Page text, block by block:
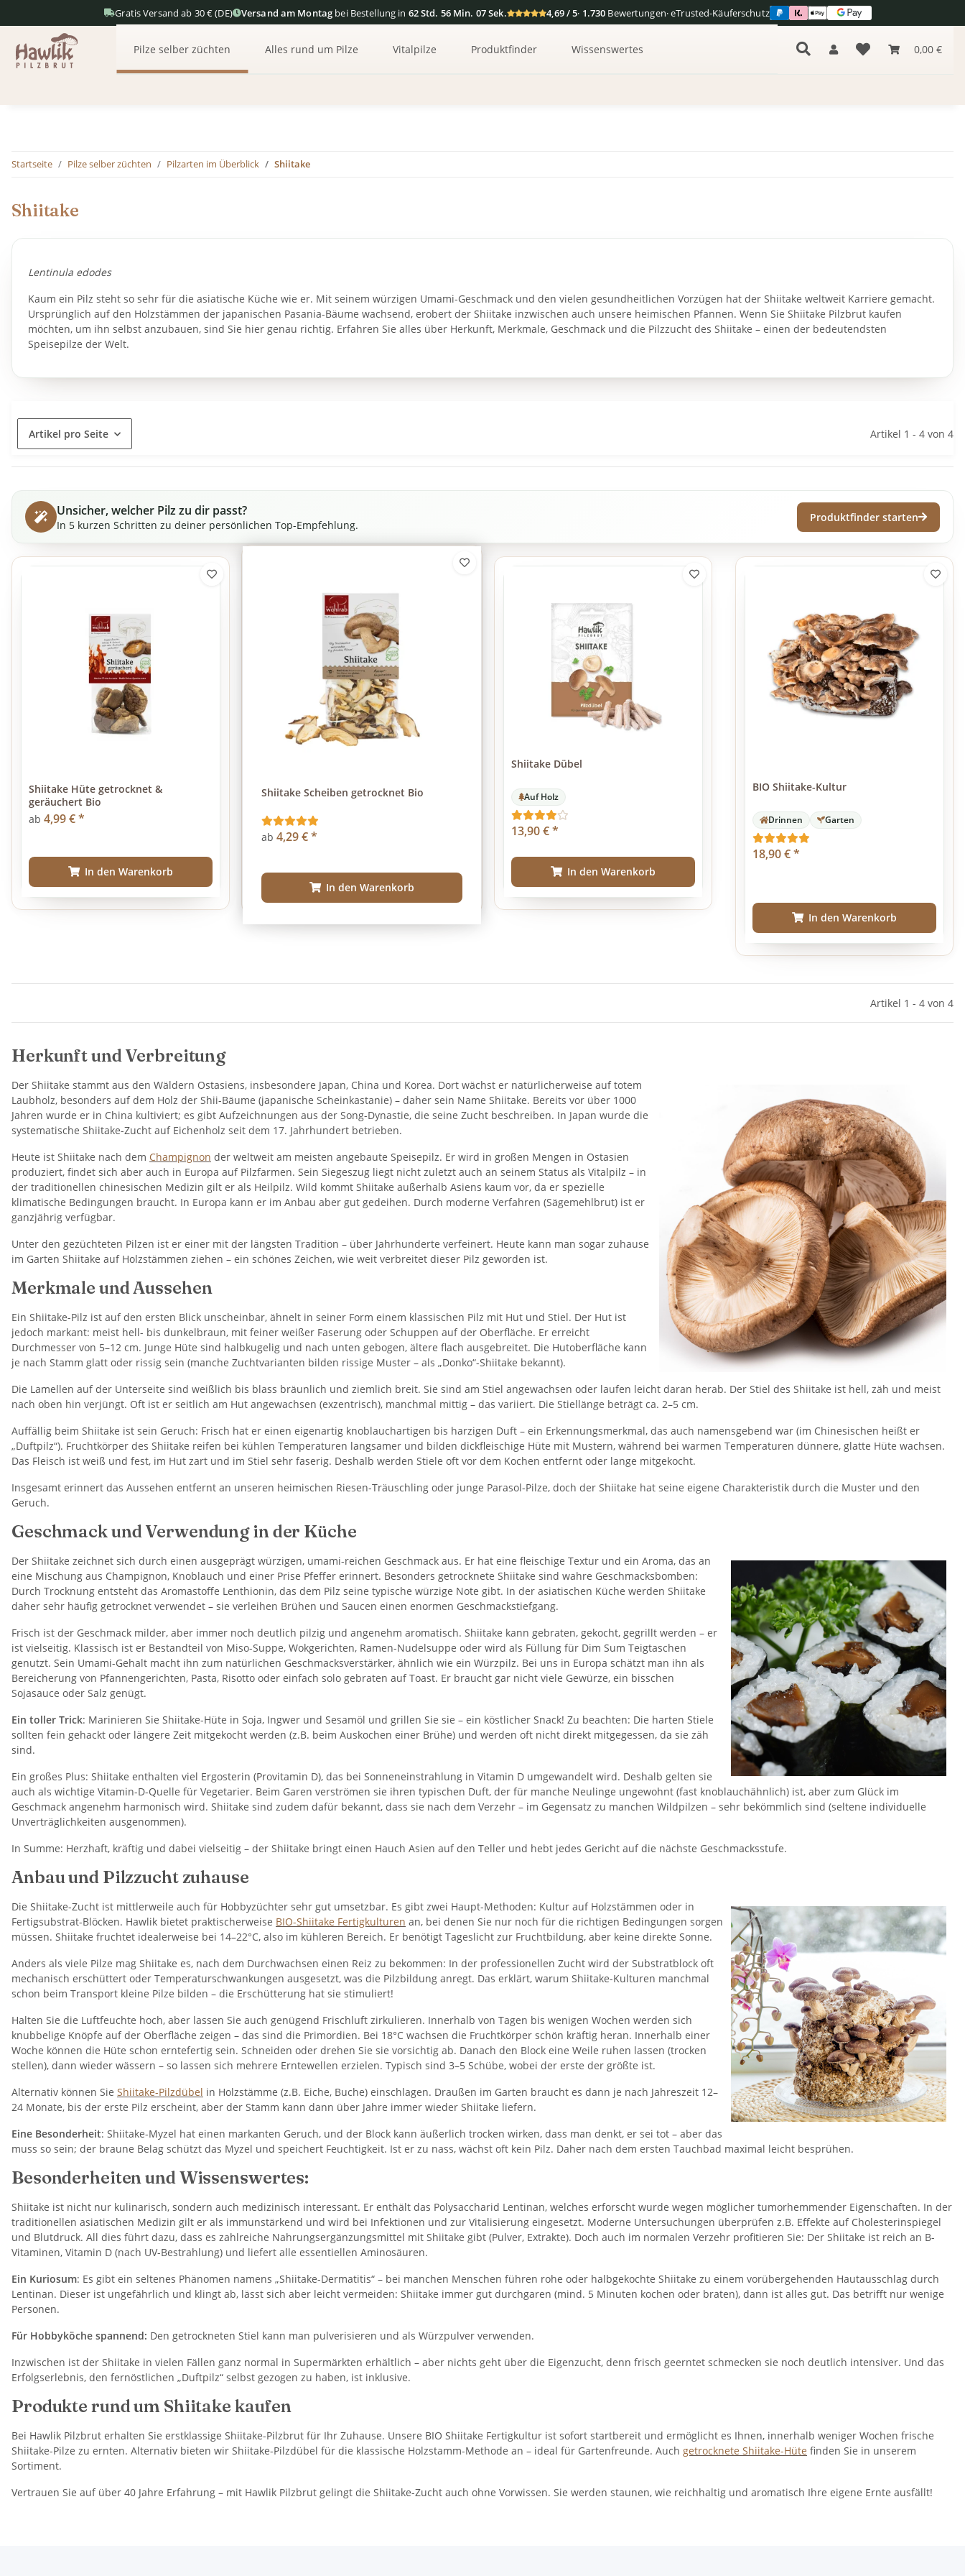
Gratis Versand ab 30 € (DE) Versand am Montag bei Bestellung in 62 Std. 56 Min. 06 Sek. 4,69 / 5· 1.730 Bewertungen· eTrusted-Käuferschutz
0,00 €
Pilze selber züchten Alles rund um Pilze Vitalpilze Produktfinder Wissenswertes
Startseite Pilze selber züchten Pilzarten im Überblick Shiitake
Shiitake
Lentinula edodes
Kaum ein Pilz steht so sehr für die asiatische Küche wie er. Mit seinem würzigen Umami-Geschmack und den vielen gesundheitlichen Vorzügen hat der Shiitake weltweit Karriere gemacht.
Ursprünglich auf den Holzstämmen der japanischen Pasania-Bäume wachsend, erobert der Shiitake inzwischen auch unsere heimischen Pfannen. Wenn Sie Shiitake Pilzbrut kaufen
möchten, um ihn selbst anzubauen, sind Sie hier genau richtig. Erfahren Sie alles über Herkunft, Merkmale, Geschmack und die Pilzzucht des Shiitake – einen der bedeutendsten
Speisepilze der Welt.
Artikel pro Seite Artikel 1 - 4 von 4
Unsicher, welcher Pilz zu dir passt?
In 5 kurzen Schritten zu deiner persönlichen Top-Empfehlung.
Produktfinder starten
Shiitake Hüte getrocknet &
geräuchert Bio
ab 4,99 €*
In den Warenkorb
Shiitake Scheiben getrocknet Bio
ab 4,29 €*
In den Warenkorb
Shiitake Dübel
Auf Holz
13,90 €*
In den Warenkorb
BIO Shiitake-Kultur
Drinnen Garten
18,90 €*
In den Warenkorb
Artikel 1 - 4 von 4
Herkunft und Verbreitung
Der Shiitake stammt aus den Wäldern Ostasiens, insbesondere Japan, China und Korea. Dort wächst er natürlicherweise auf totem
Laubholz, besonders auf dem Holz der Shii-Bäume (japanische Scheinkastanie) – daher sein Name Shiitake. Bereits vor über 1000
Jahren wurde er in China kultiviert; es gibt Aufzeichnungen aus der Song-Dynastie, die seine Zucht beschreiben. In Japan wurde die
systematische Shiitake-Zucht auf Eichenholz seit dem 17. Jahrhundert betrieben.
Heute ist Shiitake nach dem Champignon der weltweit am meisten angebaute Speisepilz. Er wird in großen Mengen in Ostasien
produziert, findet sich aber auch in Europa auf Pilzfarmen. Sein Siegeszug liegt nicht zuletzt auch an seinem Status als Vitalpilz – in
der traditionellen chinesischen Medizin gilt er als Heilpilz. Wild kommt Shiitake außerhalb Asiens kaum vor, da er spezielle
klimatische Bedingungen braucht. In Europa kann er im Anbau aber gut gedeihen. Durch moderne Verfahren (Sägemehlbrut) ist er
ganzjährig verfügbar.
Unter den gezüchteten Pilzen ist er einer mit der längsten Tradition – über Jahrhunderte verfeinert. Heute kann man sogar zuhause
im Garten Shiitake auf Holzstämmen ziehen – ein schönes Zeichen, wie weit verbreitet dieser Pilz geworden ist.
Merkmale und Aussehen
Ein Shiitake-Pilz ist auf den ersten Blick unscheinbar, ähnelt in seiner Form einem klassischen Pilz mit Hut und Stiel. Der Hut ist
jedoch markant: meist hell- bis dunkelbraun, mit feiner weißer Faserung oder Schuppen auf der Oberfläche. Er erreicht
Durchmesser von 5–12 cm. Junge Hüte sind halbkugelig und nach unten gebogen, ältere flach ausgebreitet. Die Hutoberfläche kann
je nach Stamm glatt oder rissig sein (manche Zuchtvarianten bilden rissige Muster – als „Donko“-Shiitake bekannt).
Die Lamellen auf der Unterseite sind weißlich bis blass bräunlich und ziemlich breit. Sie sind am Stiel angewachsen oder laufen leicht daran herab. Der Stiel des Shiitake ist hell, zäh und meist
nach oben hin verjüngt. Oft ist er seitlich am Hut angewachsen (exzentrisch), manchmal mittig – das variiert. Die Stiellänge beträgt ca. 2–5 cm.
Auffällig beim Shiitake ist sein Geruch: Frisch hat er einen eigenartig knoblauchartigen bis harzigen Duft – ein Erkennungsmerkmal, das auch namensgebend war (im Chinesischen heißt er
„Duftpilz“). Fruchtkörper des Shiitake reifen bei kühlen Temperaturen langsamer und bilden dickfleischige Hüte mit Mustern, während bei warmen Temperaturen dünnere, glatte Hüte wachsen.
Das Fleisch ist weiß und fest, im Hut zart und im Stiel sehr faserig. Deshalb werden Stiele oft vor dem Kochen entfernt oder lange mitgekocht.
Insgesamt erinnert das Aussehen entfernt an unseren heimischen Riesen-Träuschling oder junge Parasol-Pilze, doch der Shiitake hat seine eigene Charakteristik durch die Muster und den
Geruch.
Geschmack und Verwendung in der Küche
Der Shiitake zeichnet sich durch einen ausgeprägt würzigen, umami-reichen Geschmack aus. Er hat eine fleischige Textur und ein Aroma, das an
eine Mischung aus Champignon, Knoblauch und einer Prise Pfeffer erinnert. Besonders getrocknete Shiitake sind wahre Geschmacksbomben:
Durch Trocknung entsteht das Aromastoffe Lenthionin, das dem Pilz seine typische würzige Note gibt. In der asiatischen Küche werden Shiitake
daher sehr häufig getrocknet verwendet – sie verleihen Brühen und Saucen einen enormen Geschmackstiefgang.
Frisch ist der Geschmack milder, aber immer noch deutlich pilzig und angenehm aromatisch. Shiitake kann gebraten, gekocht, gegrillt werden – er
ist vielseitig. Klassisch ist er Bestandteil von Miso-Suppe, Wokgerichten, Ramen-Nudelsuppe oder wird als Füllung für Dim Sum Teigtaschen
genutzt. Sein Umami-Gehalt macht ihn zum natürlichen Geschmacksverstärker, ähnlich wie ein Würzpilz. Bei uns in Europa schätzt man ihn als
Bereicherung von Pfannengerichten, Pasta, Risotto oder einfach solo gebraten auf Toast. Er braucht gar nicht viele Gewürze, ein bisschen
Sojasauce oder Salz genügt.
Ein toller Trick: Marinieren Sie Shiitake-Hüte in Soja, Ingwer und Sesamöl und grillen Sie sie – ein köstlicher Snack! Zu beachten: Die harten Stiele
sollten fein gehackt oder längere Zeit mitgekocht werden (z.B. beim Auskochen einer Brühe) und werden oft nicht direkt mitgegessen, da sie zäh
sind.
Ein großes Plus: Shiitake enthalten viel Ergosterin (Provitamin D), das bei Sonneneinstrahlung in Vitamin D umgewandelt wird​. Deshalb gelten sie
auch als wichtige Vitamin-D-Quelle für Vegetarier. Beim Garen verströmen sie ihren typischen Duft, der für manche Neulinge ungewohnt (fast knoblauchähnlich) ist, aber zum Glück im
Geschmack angenehm harmonisch wird. Shiitake sind zudem dafür bekannt, dass sie nach dem Verzehr – im Gegensatz zu manchen Wildpilzen – sehr bekömmlich sind (seltene individuelle
Unverträglichkeiten ausgenommen).
In Summe: Herzhaft, kräftig und dabei vielseitig – der Shiitake bringt einen Hauch Asien auf den Teller und hebt jedes Gericht auf die nächste Geschmacksstufe.
Anbau und Pilzzucht zuhause
Die Shiitake-Zucht ist mittlerweile auch für Hobbyzüchter sehr gut umsetzbar. Es gibt zwei Haupt-Methoden: Kultur auf Holzstämmen oder in
Fertigsubstrat-Blöcken. Hawlik bietet praktischerweise BIO-Shiitake Fertigkulturen an, bei denen Sie nur noch für die richtigen Bedingungen sorgen
müssen. Shiitake fruchtet idealerweise bei 14–22°C​, also im kühleren Bereich. Er benötigt Tageslicht zur Fruchtbildung, aber keine direkte Sonne​.
Anders als viele Pilze mag Shiitake es, nach dem Durchwachsen einen Reiz zu bekommen: In der professionellen Zucht wird der Substratblock oft
mechanisch erschüttert oder Temperaturschwankungen ausgesetzt, was die Pilzbildung anregt​. Das erklärt, warum Shiitake-Kulturen manchmal
schon beim Transport kleine Pilze bilden – die Erschütterung hat sie stimuliert​!
Halten Sie die Luftfeuchte hoch, aber lassen Sie auch genügend Frischluft zirkulieren. Innerhalb von Tagen bis wenigen Wochen werden sich
knubbelige Knöpfe auf der Oberfläche zeigen – das sind die Primordien. Bei 18°C wachsen die Fruchtkörper schön kräftig heran. Innerhalb einer
Woche können die Hüte schon erntefertig sein. Schneiden oder drehen Sie sie vorsichtig ab. Danach den Block eine Weile ruhen lassen (trocken
stellen), dann wieder wässern – so lassen sich mehrere Erntewellen erzielen. Typisch sind 3–5 Schübe, wobei der erste der größte ist.
Alternativ können Sie Shiitake-Pilzdübel in Holzstämme (z.B. Eiche, Buche) einschlagen. Draußen im Garten braucht es dann je nach Jahreszeit 12–
24 Monate, bis der erste Pilz erscheint, aber der Stamm kann dann über Jahre immer wieder Shiitake liefern.
Eine Besonderheit: Shiitake-Myzel hat einen markanten Geruch, und der Block kann äußerlich trocken wirken, dass man denkt, er sei tot – aber das
muss so sein; der braune Belag schützt das Myzel und speichert Feuchtigkeit. Ist er zu nass, wächst oft kein Pilz. Daher nach dem ersten Tauchbad maximal leicht besprühen.
Besonderheiten und Wissenswertes:
Shiitake ist nicht nur kulinarisch, sondern auch medizinisch interessant. Er enthält das Polysaccharid Lentinan, welches erforscht wurde wegen möglicher tumorhemmender Eigenschaften. In der
traditionellen asiatischen Medizin gilt er als immunstärkend und wird bei Infektionen und zur Vitalisierung eingesetzt. Moderne Untersuchungen überprüfen z.B. Effekte auf Cholesterinspiegel
und Blutdruck. All dies führt dazu, dass es zahlreiche Nahrungsergänzungsmittel mit Shiitake gibt (Pulver, Extrakte). Doch auch im normalen Verzehr profitieren Sie: Der Shiitake ist reich an B-
Vitaminen, Vitamin D (nach UV-Bestrahlung) und liefert alle essentiellen Aminosäuren​.
Ein Kuriosum: Es gibt ein seltenes Phänomen namens „Shiitake-Dermatitis“ – bei manchen Menschen führen rohe oder halbgekochte Shiitake zu einem vorübergehenden Hautausschlag durch
Lentinan. Dieser ist ungefährlich und klingt ab, lässt sich aber leicht vermeiden: Shiitake immer gut durchgaren (mind. 5 Minuten kochen oder braten), dann ist alles gut. Das betrifft nur wenige
Personen.
Für Hobbyköche spannend: Den getrockneten Stiel kann man pulverisieren und als Würzpulver verwenden.
Inzwischen ist der Shiitake in vielen Fällen ganz normal in Supermärkten erhältlich – aber nichts geht über die Eigenzucht, denn frisch geerntet schmecken sie noch deutlich intensiver. Und das
Erfolgserlebnis, den fernöstlichen „Duftpilz“ selbst gezogen zu haben, ist inklusive.
Produkte rund um Shiitake kaufen
Bei Hawlik Pilzbrut erhalten Sie erstklassige Shiitake-Pilzbrut für Ihr Zuhause. Unsere BIO Shiitake Fertigkultur ist sofort startbereit und ermöglicht es Ihnen, innerhalb weniger Wochen frische
Shiitake-Pilze zu ernten. Alternativ bieten wir Shiitake-Pilzdübel für die klassische Holzstamm-Methode an – ideal für Gartenfreunde. Auch getrocknete Shiitake-Hüte finden Sie in unserem
Sortiment.
Vertrauen Sie auf über 40 Jahre Erfahrung – mit Hawlik Pilzbrut gelingt die Shiitake-Zucht auch ohne Vorwissen. Sie werden staunen, wie reichhaltig und aromatisch Ihre eigene Ernte ausfällt!